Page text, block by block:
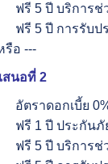
ฟรี 5 ปี บริการช่
ฟรี 5 ปี การรับป
รือ ---
สนอที่ 2
อัตราดอกเบี้ย
ฟรี 1 ปี ประกัน
ฟรี 5 ปี บริการช่